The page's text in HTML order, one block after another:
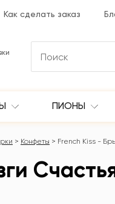
Как сделать заказ
ПИОНЫ
Конфеты French Kiss -